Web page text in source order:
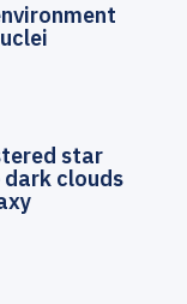
star
clouds